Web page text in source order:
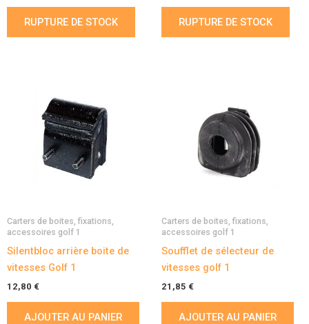
RUPTURE DE STOCK RUPTURE DE STOCK
Carters de boites, fixations,
accessoires golf 1
Silentbloc arrière boite de
vitesses Golf 1
12,80 €
AJOUTER AU PANIER
Carters de boites, fixations,
accessoires golf 1
Soufflet de sélecteur de
vitesses golf 1
21,85 €
AJOUTER AU PANIER